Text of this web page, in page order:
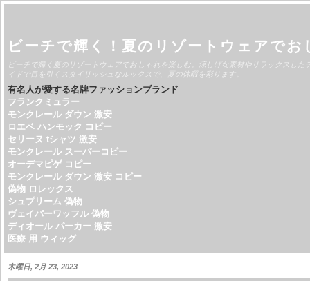
ビーチで輝く！夏のリゾートウェアでお
ビーチで輝く夏のリゾートウェアでおしゃれを楽しむ。涼しげな素材やリラックスし
イドで目を引くスタイリッシュなルックスで、夏の休暇を彩ります。
有名人が愛する名牌ファッションブランド
フランクミュラー
モンクレール ダウン 激安
ロエベ ハンモック コピー
セリーヌ tシャツ 激安
モンクレール スーパーコピー
オーデマピゲ コピー
モンクレール ダウン 激安 コピー
偽物 ロレックス
シュプリーム 偽物
ヴェイパーワッフル 偽物
ディオール パーカー 激安
医療 用 ウィッグ
木曜日, 2月 23, 2023